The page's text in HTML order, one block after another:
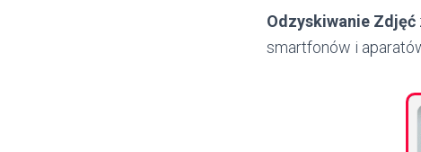
Odzyskiwanie Zdjęć
smartfonów i